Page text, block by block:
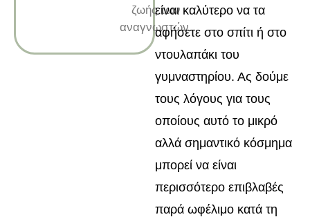
ζωής των
αναγνωστών.
είναι καλύτερο να τα
αφήσετε στο σπίτι ή στο
ντουλαπάκι του
γυμναστηρίου. Ας δούμε
τους λόγους για τους
οποίους αυτό το μικρό
αλλά σημαντικό κόσμημα
μπορεί να είναι
περισσότερο επιβλαβές
παρά ωφέλιμο κατά τη